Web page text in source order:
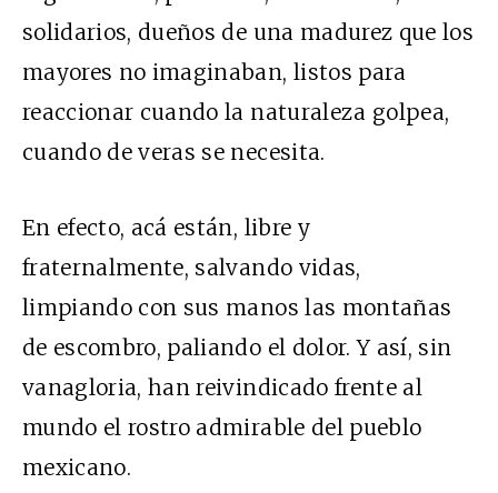
solidarios, dueños de una madurez que los
mayores no imaginaban, listos para
reaccionar cuando la naturaleza golpea,
cuando de veras se necesita.
En efecto, acá están, libre y
fraternalmente, salvando vidas,
limpiando con sus manos las montañas
de escombro, paliando el dolor. Y así, sin
vanagloria, han reivindicado frente al
mundo el rostro admirable del pueblo
mexicano.